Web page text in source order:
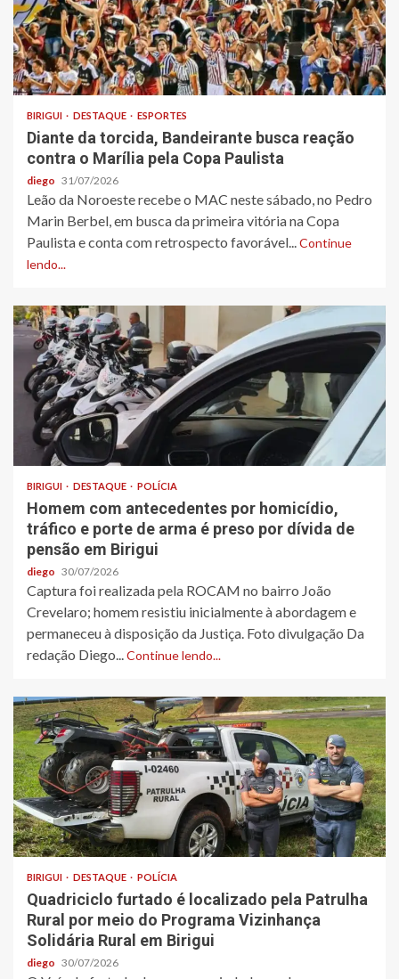
BIRIGUI DESTAQUE ESPORTES
Diante da torcida, Bandeirante busca reação
contra o Marília pela Copa Paulista
diego 31/07/2026
Leão da Noroeste recebe o MAC neste sábado, no Pedro
Marin Berbel, em busca da primeira vitória na Copa
Paulista e conta com retrospecto favorável...Continue
lendo...
BIRIGUI DESTAQUE POLÍCIA
Homem com antecedentes por homicídio,
tráfico e porte de arma é preso por dívida de
pensão em Birigui
diego 30/07/2026
Captura foi realizada pela ROCAM no bairro João
Crevelaro; homem resistiu inicialmente à abordagem e
permaneceu à disposição da Justiça. Foto divulgação Da
redação Diego...Continue lendo...
BIRIGUI DESTAQUE POLÍCIA
Quadriciclo furtado é localizado pela Patrulha
Rural por meio do Programa Vizinhança
Solidária Rural em Birigui
diego 30/07/2026